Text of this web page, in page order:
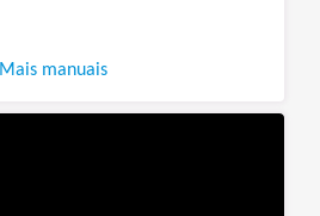
Mais manuais